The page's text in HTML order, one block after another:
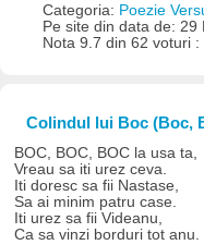
Categoria: Poezie
Pe site din data de: 29
Nota 9.7 din 62 voturi :
Colindul lui Boc (Boc,
BOC, BOC, BOC la usa ta,
Vreau sa iti urez ceva.
Iti doresc sa fii Nastase,
Sa ai minim patru case.
Iti urez sa fii Videanu,
Ca sa vinzi borduri tot anu.